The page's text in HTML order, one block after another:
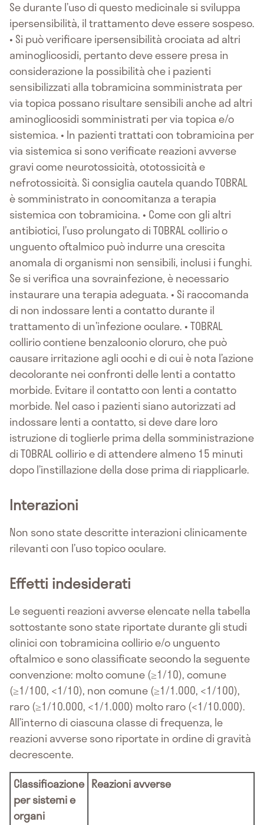
Se durante l’uso di questo medicinale si sviluppa
ipersensibilità, il trattamento deve essere sospeso.
• Si può verificare ipersensibilità crociata ad altri
aminoglicosidi, pertanto deve essere presa in
considerazione la possibilità che i pazienti
sensibilizzati alla tobramicina somministrata per
via topica possano risultare sensibili anche ad altri
aminoglicosidi somministrati per via topica e/o
sistemica. • In pazienti trattati con tobramicina per
via sistemica si sono verificate reazioni avverse
gravi come neurotossicità, ototossicità e
nefrotossicità. Si consiglia cautela quando TOBRAL
è somministrato in concomitanza a terapia
sistemica con tobramicina. • Come con gli altri
antibiotici, l’uso prolungato di TOBRAL collirio o
unguento oftalmico può indurre una crescita
anomala di organismi non sensibili, inclusi i funghi.
Se si verifica una sovrainfezione, è necessario
instaurare una terapia adeguata. • Si raccomanda
di non indossare lenti a contatto durante il
trattamento di un’infezione oculare. • TOBRAL
collirio contiene benzalconio cloruro, che può
causare irritazione agli occhi e di cui è nota l’azione
decolorante nei confronti delle lenti a contatto
morbide. Evitare il contatto con lenti a contatto
morbide. Nel caso i pazienti siano autorizzati ad
indossare lenti a contatto, si deve dare loro
istruzione di toglierle prima della somministrazione
di TOBRAL collirio e di attendere almeno 15 minuti
dopo l’instillazione della dose prima di riapplicarle.
Interazioni
Non sono state descritte interazioni clinicamente
rilevanti con l’uso topico oculare.
Effetti indesiderati
Le seguenti reazioni avverse elencate nella tabella
sottostante sono state riportate durante gli studi
clinici con tobramicina collirio e/o unguento
oftalmico e sono classificate secondo la seguente
convenzione: molto comune (≥1/10), comune
(≥1/100, <1/10), non comune (≥1/1.000, <1/100),
raro (≥1/10.000, <1/1.000) molto raro (<1/10.000).
All’interno di ciascuna classe di frequenza, le
reazioni avverse sono riportate in ordine di gravità
decrescente.
Classificazione
per sistemi e
organi
Reazioni avverse